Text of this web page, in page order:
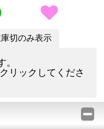
切のみ表示
リックしてくださ